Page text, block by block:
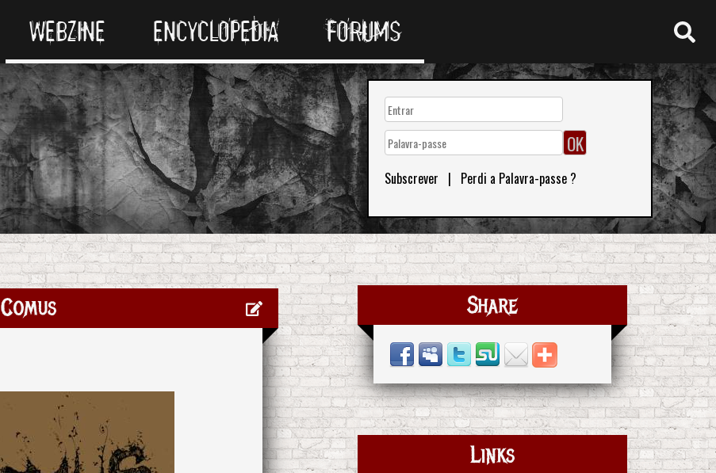
WEBZINE ENCYCLOPEDIA FORUMS
Subscrever | Perdi a Palavra-passe ?
Comus Share
Links